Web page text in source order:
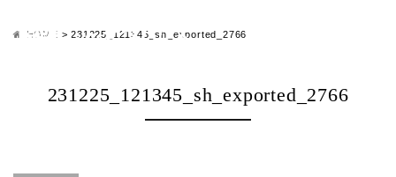
HOME >231225_121345_sh_exported_2766
231225_121345_sh_exported_2766